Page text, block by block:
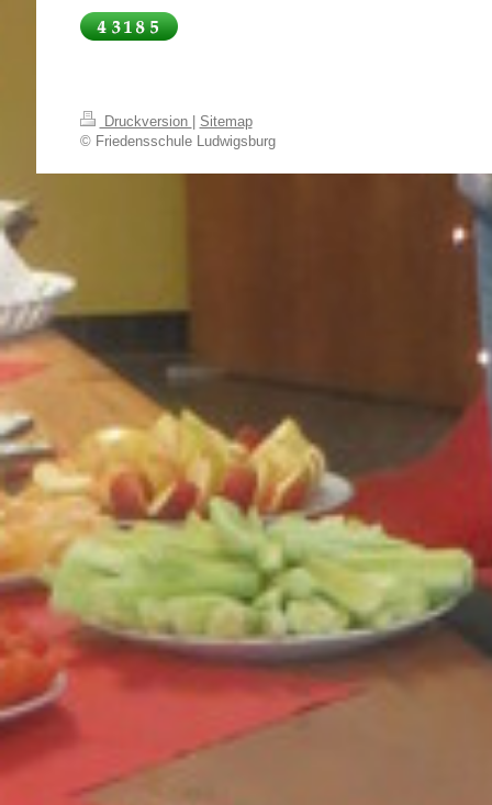
Druckversion | Sitemap
© Friedensschule Ludwigsburg